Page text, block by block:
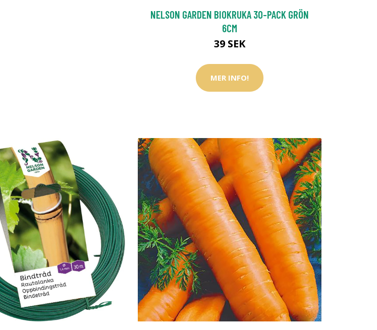
NELSON GARDEN BIOKRUKA 30-PACK GRÖN
6CM
39 SEK
MER INFO!